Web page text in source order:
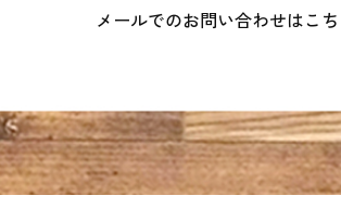
メールでのお問い合わせはこ